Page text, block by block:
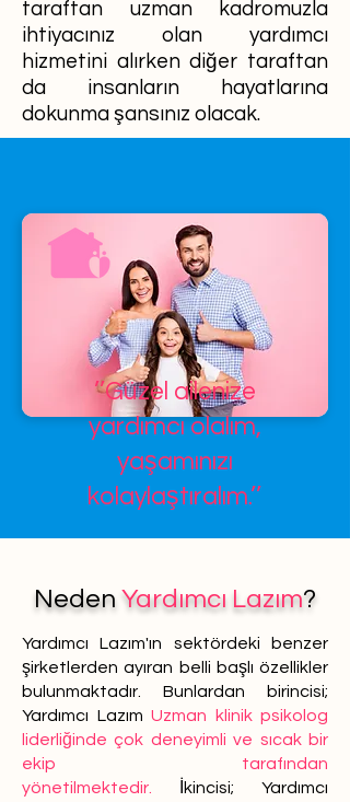
taraftan uzman kadromuzla
ihtiyacınız olan yardımcı
hizmetini alırken diğer taraftan
da insanların hayatlarına
dokunma şansınız olacak.
’’Güzel ailenize
yardımcı olalım,
yaşamınızı
kolaylaştıralım.’’
Neden Yardımcı Lazım?
Yardımcı Lazım'ın sektördeki benzer
şirketlerden ayıran belli başlı özellikler
bulunmaktadır. Bunlardan birincisi;
Yardımcı Lazım Uzman klinik psikolog
liderliğinde çok deneyimli ve sıcak bir
ekip tarafından
yönetilmektedir.
İkincisi; Yardımcı